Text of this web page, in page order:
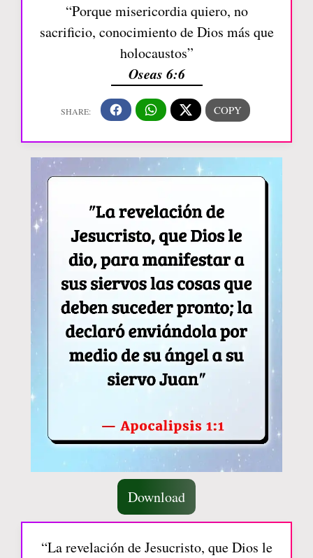
“Porque misericordia quiero, no
sacrificio, conocimiento de Dios más que
holocaustos”
Oseas 6:6
Download
“La revelación de Jesucristo, que Dios le